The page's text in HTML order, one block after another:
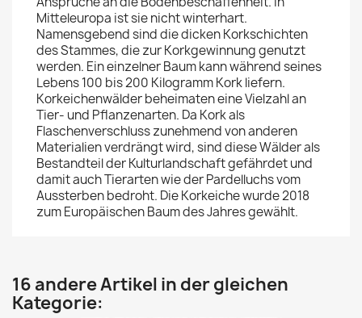
Mitteleuropa ist sie nicht winterhart.
Namensgebend sind die dicken Korkschichten
des Stammes, die zur Korkgewinnung genutzt
werden. Ein einzelner Baum kann während seines
Lebens 100 bis 200 Kilogramm Kork liefern.
Korkeichenwälder beheimaten eine Vielzahl an
Tier- und Pflanzenarten. Da Kork als
Flaschenverschluss zunehmend von anderen
Materialien verdrängt wird, sind diese Wälder als
Bestandteil der Kulturlandschaft gefährdet und
damit auch Tierarten wie der Pardelluchs vom
Aussterben bedroht. Die Korkeiche wurde 2018
zum Europäischen Baum des Jahres gewählt.
16 andere Artikel in der gleichen
Kategorie: